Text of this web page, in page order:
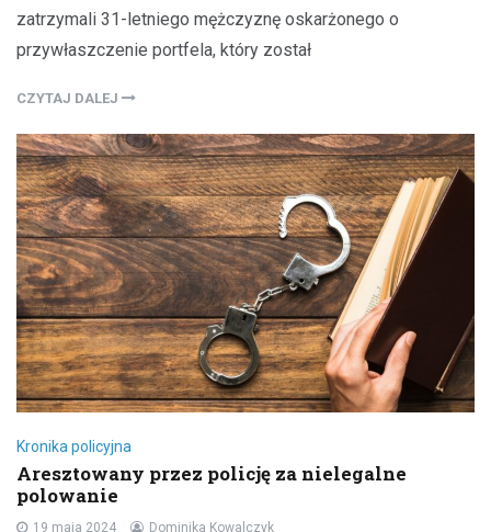
zatrzymali 31-letniego mężczyznę oskarżonego o
przywłaszczenie portfela, który został
CZYTAJ DALEJ
Kronika policyjna
Aresztowany przez policję za nielegalne
polowanie
19 maja 2024 Dominika Kowalczyk